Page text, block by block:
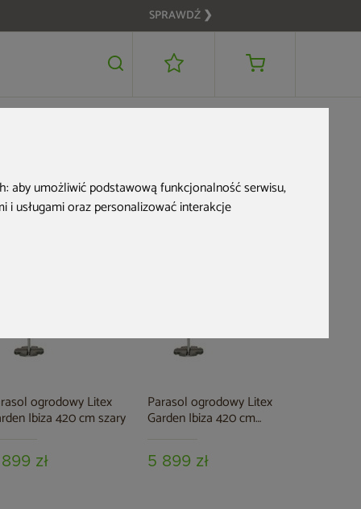
aby umożliwić podstawową funkcjonalność serwisu,
i usługami oraz personalizować interakcje
SPRAWDŹ ❯
159 zł DODAJ DO KOSZYKA
ogrodowy Litex
Ibiza 420 cm szary
zł
Parasol ogrodowy Litex
Garden Ibiza 420 cm
5 899 zł